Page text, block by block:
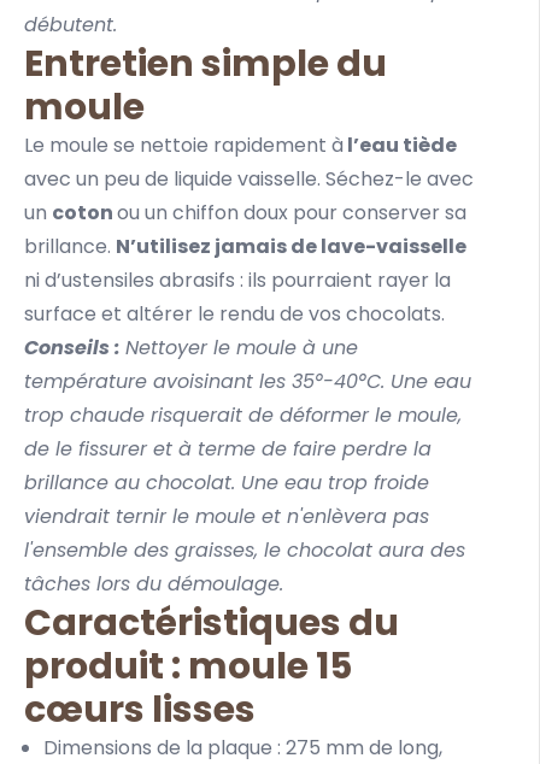
débutent.
Entretien simple du
moule
Le moule se nettoie rapidement à l’eau tiède
avec un peu de liquide vaisselle. Séchez-le avec
un cotonou un chiffon doux pour conserver sa
brillance. N’utilisez jamais de lave-vaisselle
ni d’ustensiles abrasifs : ils pourraient rayer la
surface et altérer le rendu de vos chocolats.
Conseils : Nettoyer le moule à une
température avoisinant les 35°-40°C. Une eau
trop chaude risquerait de déformer le moule,
de le fissurer et à terme de faire perdre la
brillance au chocolat. Une eau trop froide
viendrait ternir le moule et n'enlèvera pas
l'ensemble des graisses, le chocolat aura des
tâches lors du démoulage.
Caractéristiques du
produit : moule 15
cœurs lisses
Dimensions de la plaque : 275 mm de long,